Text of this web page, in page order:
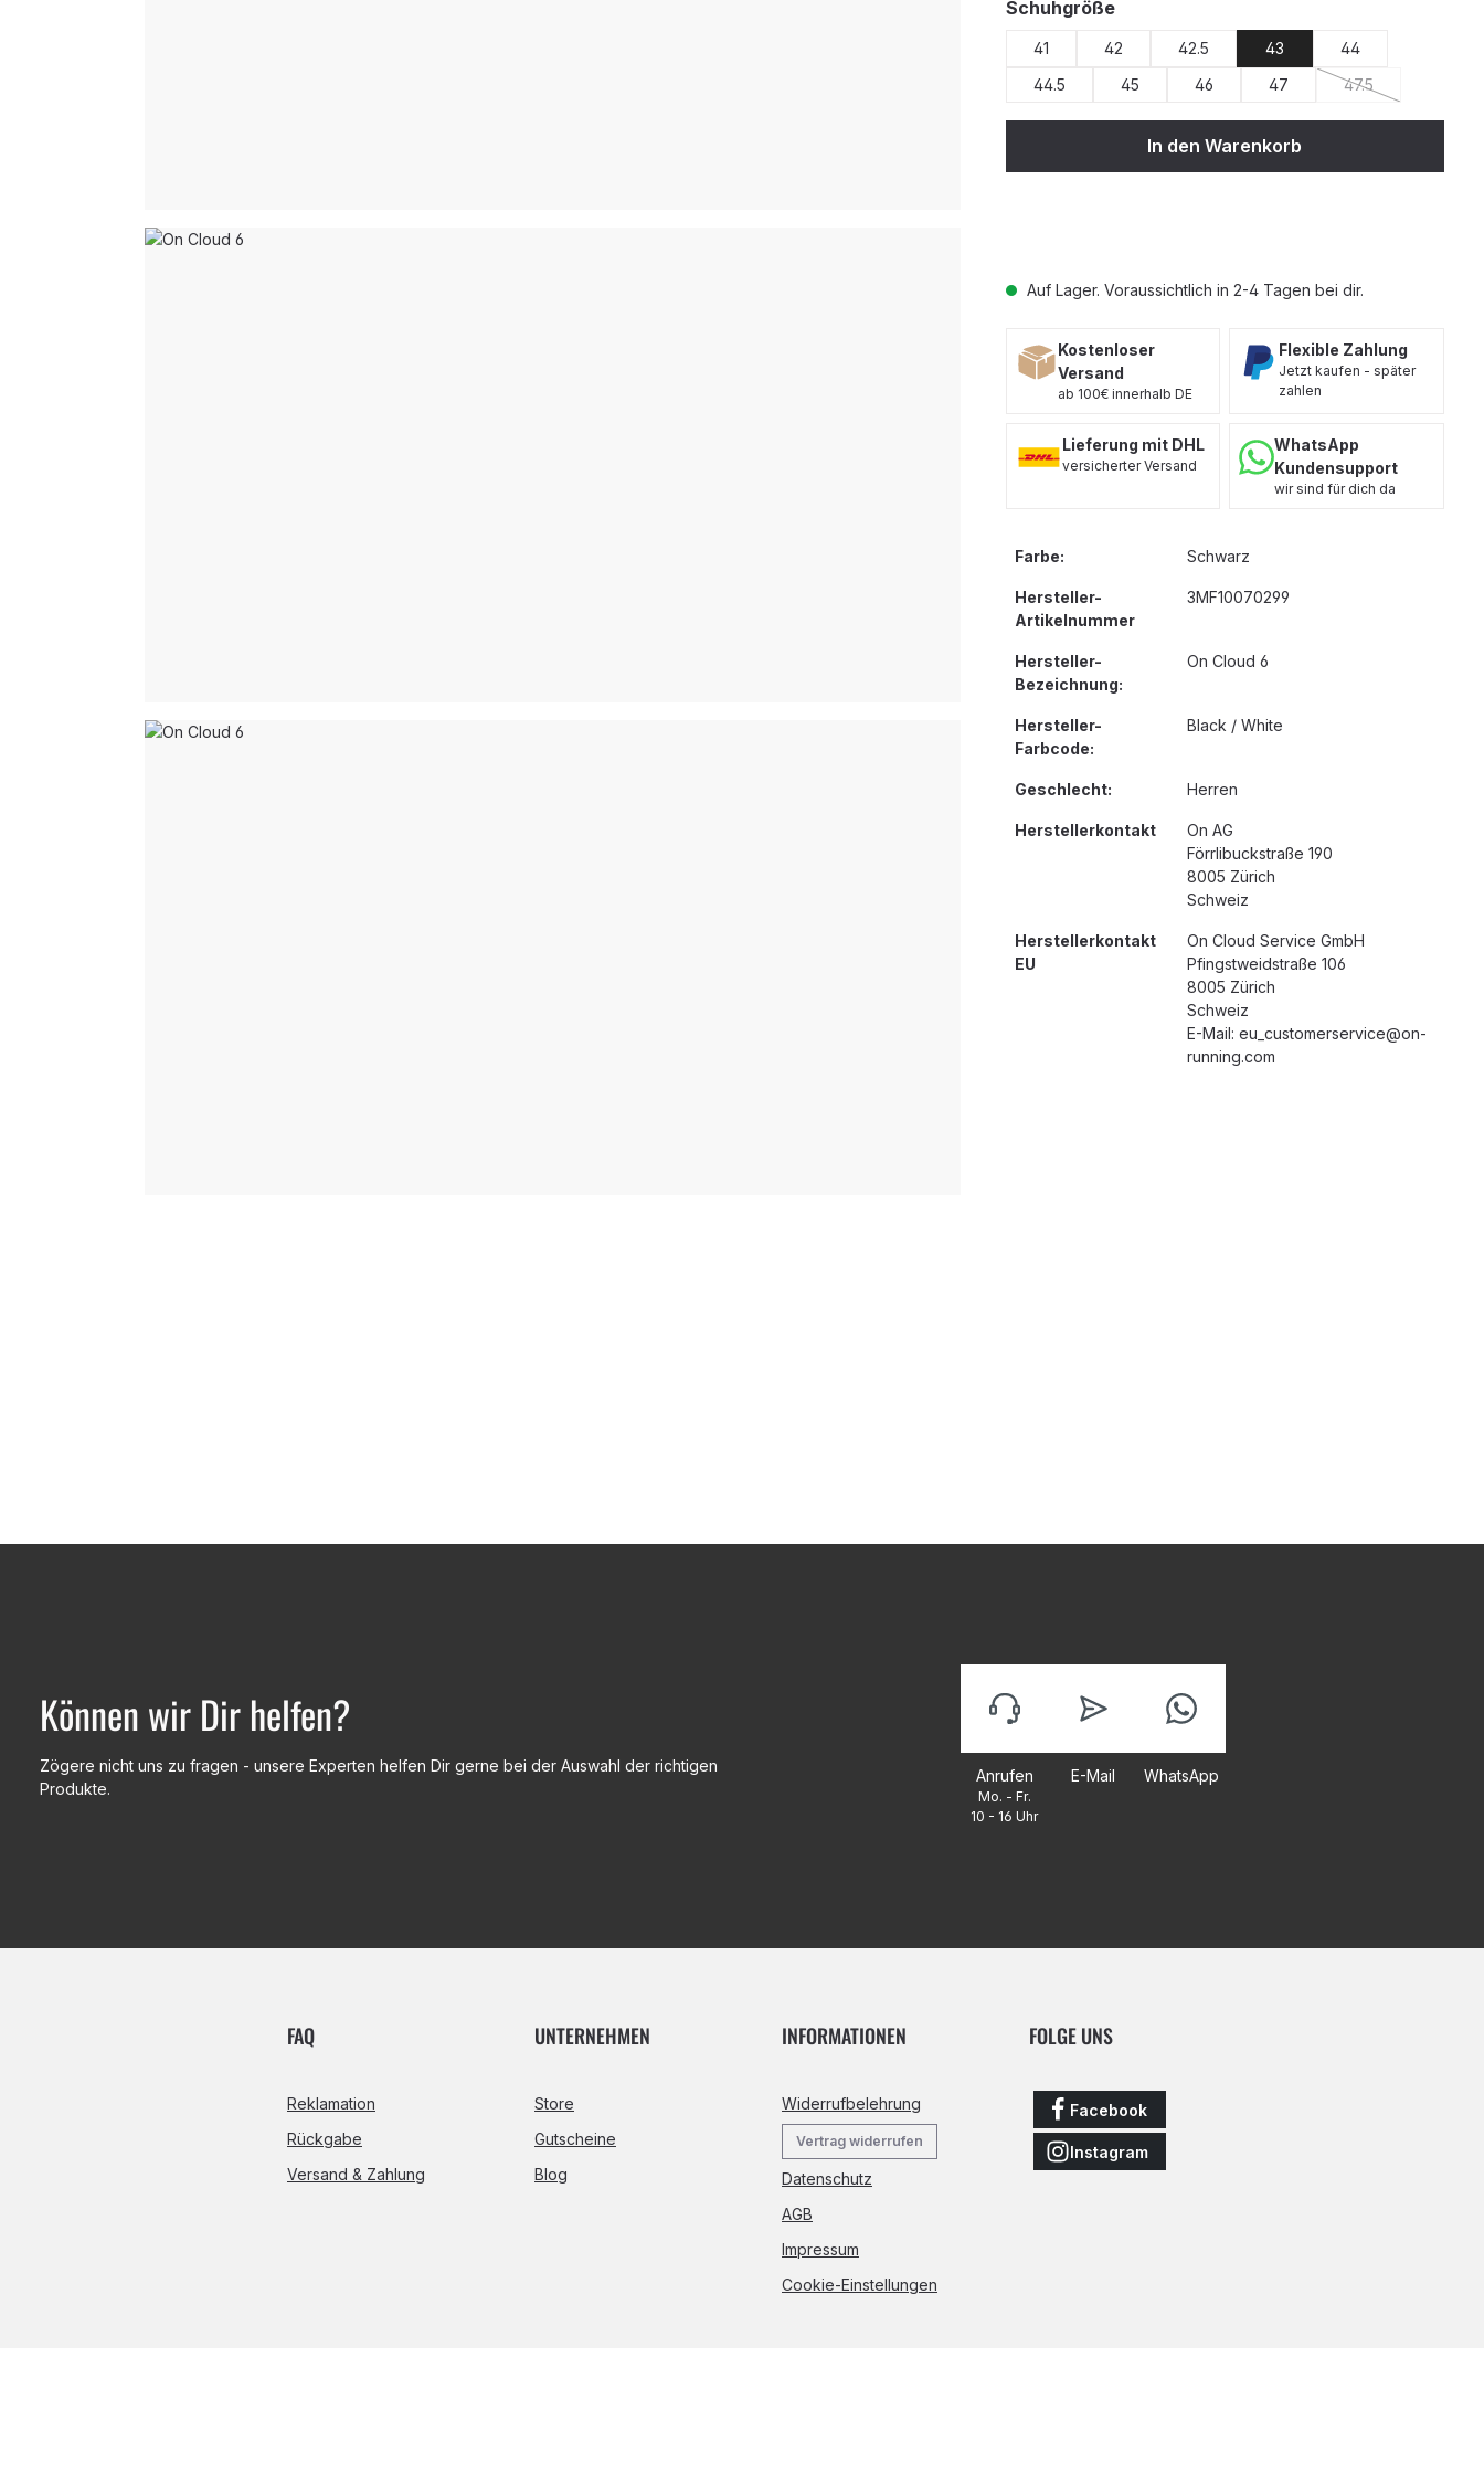
Auf Lager. Voraussichtlich in 2-4 Tagen bei dir.
Schuhgrößeauswählen
41 42 42.5 43
44
44.5
45 46 47 47.5
(Diese Option ist
In den Warenkorb
Kostenloser
Versand
ab 100€ innerhalb DE
Flexible Zahlung
Jetzt kaufen - später
zahlen
Lieferung mit DHL
versicherter Versand
WhatsApp
Kundensupport
wir sind für dich da
Farbe: Schwarz
Hersteller-
Artikelnummer
3MF10070299
Hersteller-
Bezeichnung:
On Cloud 6
Hersteller-
Farbcode:
Black / White
Geschlecht: Herren
Herstellerkontakt
On AG
Förrlibuckstraße 190
8005 Zürich
Schweiz
Herstellerkontakt
EU
On Cloud Service GmbH
Pfingstweidstraße 106
8005 Zürich
Schweiz
E-Mail: eu_customerservice@on-
running.com
Können wir Dir helfen?
Zögere nicht uns zu fragen - unsere Experten helfen Dir gerne bei der Auswahl der richtigen
Produkte.
Anrufen
Mo. - Fr.
10 - 16 Uhr
E-Mail WhatsApp
FAQ
Reklamation
Rückgabe
Versand & Zahlung
UNTERNEHMEN
Store
Gutscheine
Blog
INFORMATIONEN
Widerrufbelehrung
Vertrag widerrufen
Datenschutz
AGB
Impressum
Cookie-Einstellungen
FOLGE UNS
Facebook
Instagram